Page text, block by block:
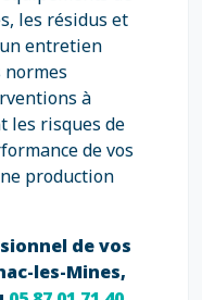
les résidus et
entretien
à
les risques de
de vos
production
de vos
les-Mines,